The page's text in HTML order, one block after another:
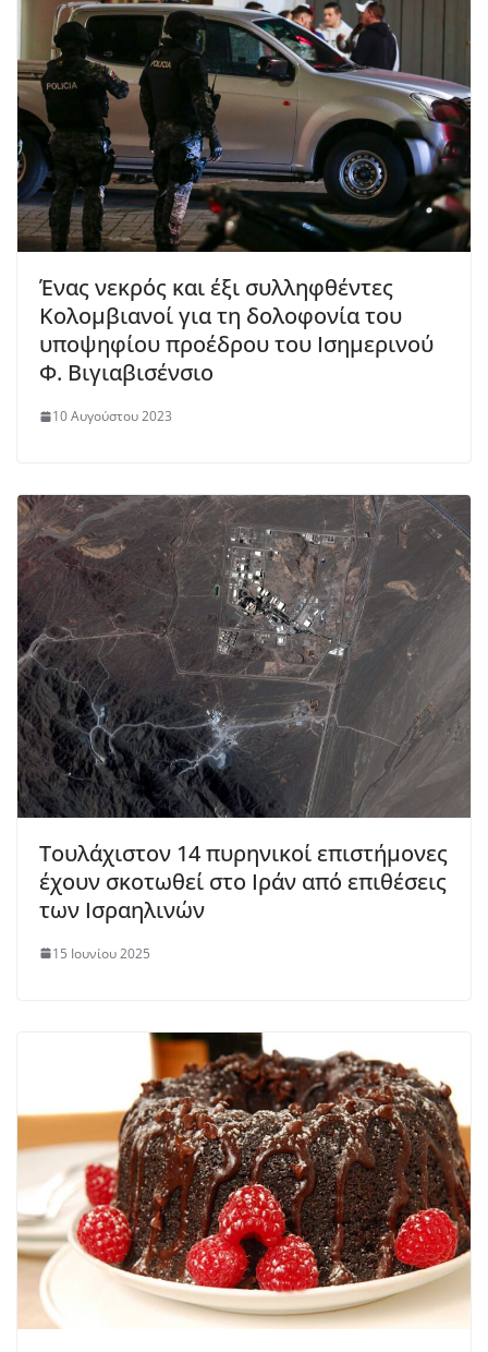
Ένας νεκρός και έξι συλληφθέντες
Κολομβιανοί για τη δολοφονία του
υποψηφίου προέδρου του Ισημερινού
Φ. Βιγιαβισένσιο
10 Αυγούστου 2023
Τουλάχιστον 14 πυρηνικοί επιστήμονες
έχουν σκοτωθεί στο Ιράν από επιθέσεις
των Ισραηλινών
15 Ιουνίου 2025